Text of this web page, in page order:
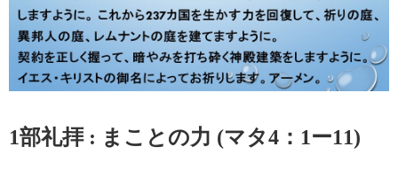
1部礼拝 : まことの力 (マタ4：1ー11)